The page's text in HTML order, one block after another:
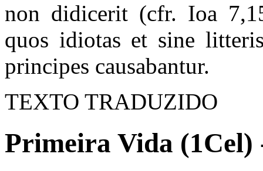
non didicerit (cfr. Ioa
quos idiotas et sine
principes causabantur.
TEXTO TRADUZIDO
Primeira Vida (1Cel)